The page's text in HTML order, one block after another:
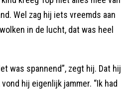
Wel zag hij iets vreemds aan
in de lucht, dat was heel
was spannend”, zegt hij. Dat hij
hij eigenlijk jammer. “Ik had